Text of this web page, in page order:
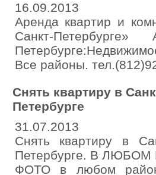
16.09.2013
Аренда квартир и
Санкт-
Все районы.
Снять квартиру в
Петербурге
31.07.2013
Снять квартиру в
Петербурге. В
ФОТО в любом